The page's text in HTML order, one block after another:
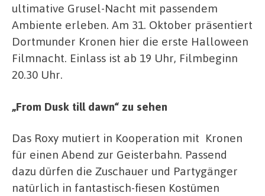
ultimative Grusel-Nacht mit passendem
Ambiente erleben. Am 31. Oktober präsentiert
Dortmunder Kronen hier die erste Halloween
Filmnacht. Einlass ist ab 19 Uhr, Filmbeginn
20.30 Uhr.
„From Dusk till dawn“ zu sehen
Das Roxy mutiert in Kooperation mit Kronen
für einen Abend zur Geisterbahn. Passend
dazu dürfen die Zuschauer und Partygänger
natürlich in fantastisch-fiesen Kostümen